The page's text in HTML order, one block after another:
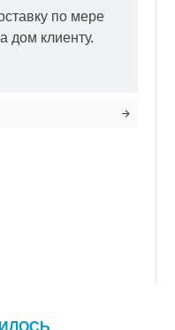
по мере
дом клиенту.